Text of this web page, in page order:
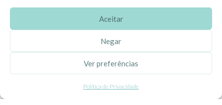
Aceitar
Negar
Ver preferências
Política de Privacidade